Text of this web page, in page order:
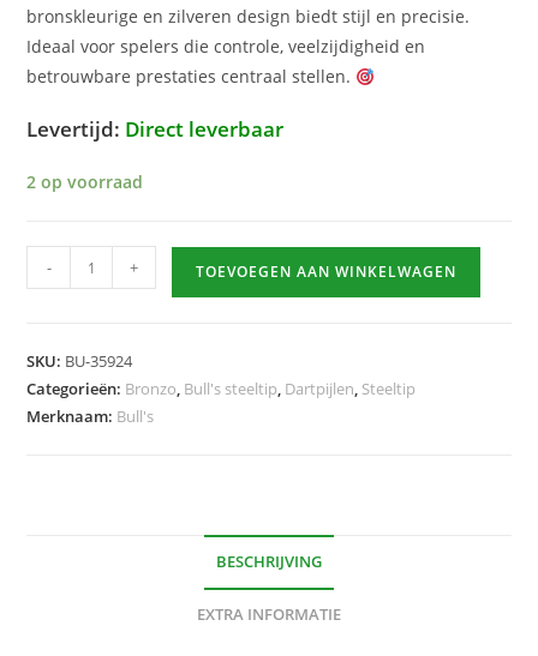
bronskleurige en zilveren design biedt stijl en precisie.
Ideaal voor spelers die controle, veelzijdigheid en
betrouwbare prestaties centraal stellen.
Levertijd: Direct leverbaar
2 op voorraad
Nova
hoeveelheid
- + TOEVOEGEN AAN WINKELWAGEN
SKU: BU-35924
Categorieën: Bronzo, Bull's steeltip, Dartpijlen, Steeltip
Merknaam: Bull's
BESCHRIJVING
EXTRA INFORMATIE